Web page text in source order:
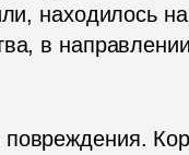
находилось
в